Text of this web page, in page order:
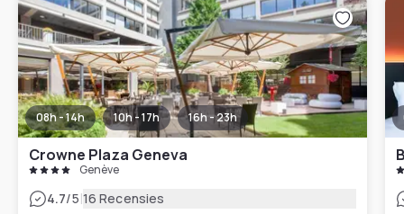
08h - 14h 10h - 17h 16h - 23h
Crowne Plaza Geneva
Genève
4.7/5|16 Recensies